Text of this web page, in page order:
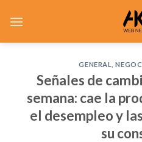
GENERAL ,
Señales de
semana: cae la
el desempleo y
su